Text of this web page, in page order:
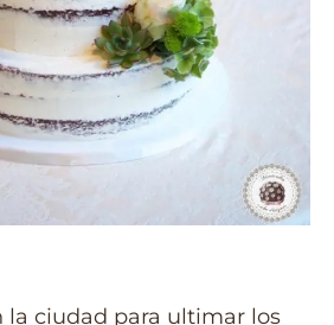
la ciudad para ultimar los